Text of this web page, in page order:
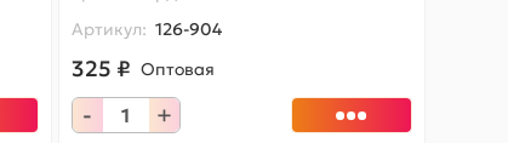
Артикул: 126-904
325 ₽ Оптовая
- +